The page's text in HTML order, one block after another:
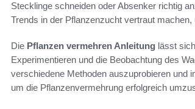
Stecklinge schneiden oder Absenker richtig
Trends in der Pflanzenzucht vertraut
Die Pflanzen vermehren Anleitung lässt
Experimentieren und die Beobachtung des
verschiedene Methoden auszuprobieren und
um die Pflanzenvermehrung erfolgreich